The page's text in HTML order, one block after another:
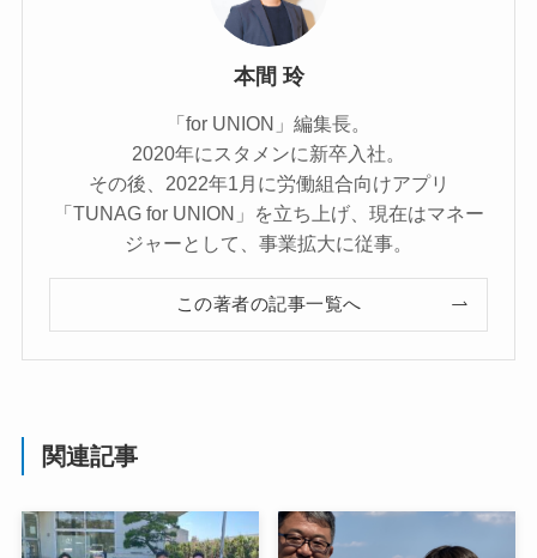
本間 玲
「for UNION」編集長。
2020年にスタメンに新卒入社。
その後、2022年1月に労働組合向けアプリ
「TUNAG for UNION」を立ち上げ、現在はマネー
ジャーとして、事業拡大に従事。
この著者の記事一覧へ
関連記事